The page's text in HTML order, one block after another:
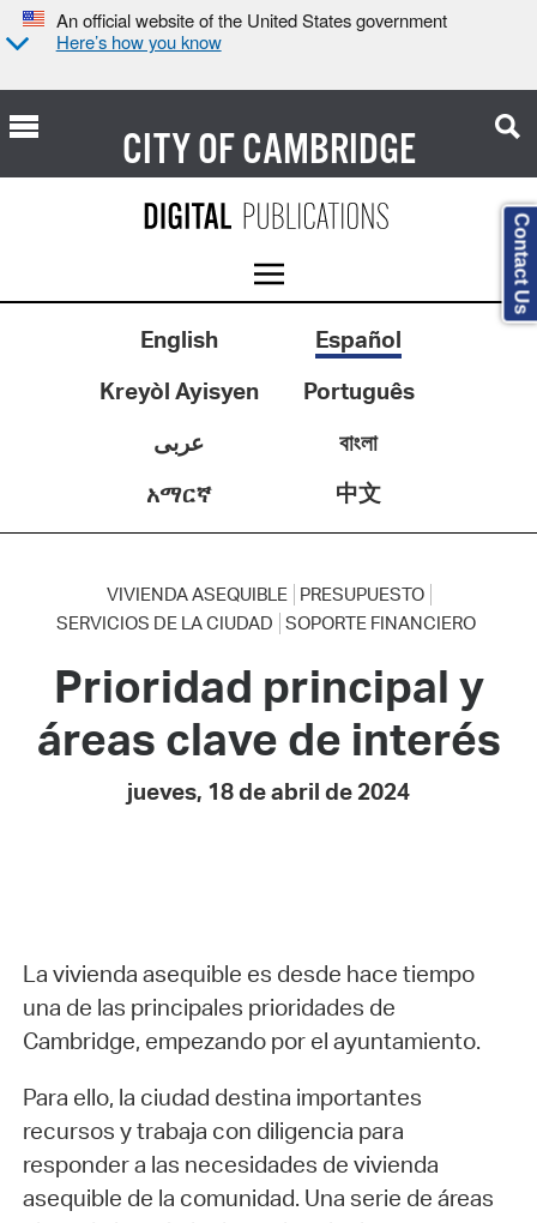
An official website of the United States government
Here’s how you know
CITY OFCAMBRIDGE
English
Español
Kreyòl Ayisyen
Português
عربى
বাংলা
አማርኛ
中文
VIVIENDA ASEQUIBLE
PRESUPUESTO
SERVICIOS DE LA CIUDAD SOPORTE FINANCIERO
Prioridad principal y
áreas clave de interés
jueves, 18 de abril de 2024
La vivienda asequible es desde hace tiempo
una de las principales prioridades de
Cambridge, empezando por el ayuntamiento.
Para ello, la ciudad destina importantes
recursos y trabaja con diligencia para
responder a las necesidades de vivienda
asequible de la comunidad. Una serie de áreas
Contact Us